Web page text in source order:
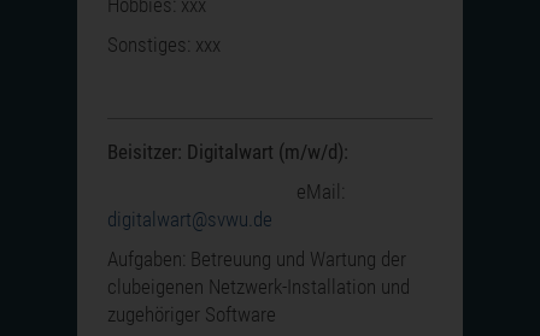
Hobbies: xxx
Sonstiges: xxx
Beisitzer: Digitalwart (m/w/d):
eMail:
digitalwart@svwu.de
Aufgaben: Betreuung und Wartung der
clubeigenen Netzwerk-Installation und
zugehöriger Software